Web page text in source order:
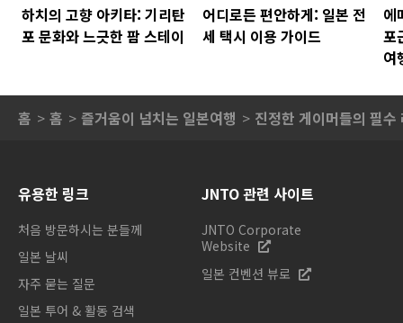
하치의 고향 아키타: 기리탄
포 문화와 느긋한 팜 스테이
어디로든 편안하게: 일본 전
세 택시 이용 가이드
에
포
여
홈 홈 즐거움이 넘치는 일본여행 진정한 게이머들의 필
유용한 링크
처음 방문하시는 분들께
일본 날씨
자주 묻는 질문
일본 투어 & 활동 검색
JNTO 관련 사이트
JNTO Corporate
Website
일본 컨벤션 뷰로